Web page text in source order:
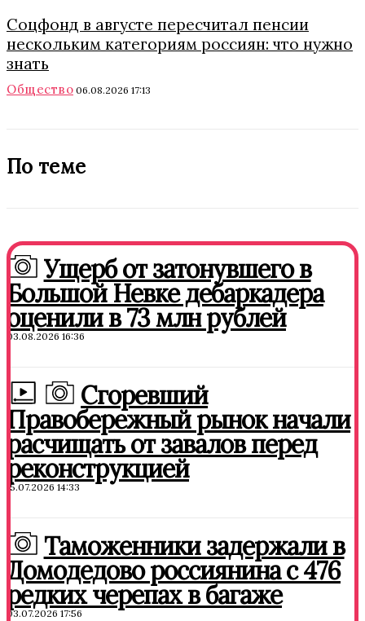
Соцфонд в августе пересчитал пенсии
нескольким категориям россиян: что нужно
знать
Общество 06.08.2026 17:13
По теме
Ущерб от затонувшего в
Большой Невке дебаркадера
оценили в 73 млн рублей
03.08.2026 16:36
Сгоревший
Правобережный рынок начали
расчищать от завалов перед
реконструкцией
15.07.2026 14:33
Таможенники задержали в
Домодедово россиянина с 476
редких черепах в багаже
03.07.2026 17:56